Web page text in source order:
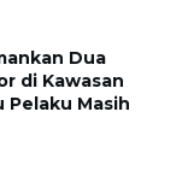
Dua
di Kawasan
Pelaku Masih